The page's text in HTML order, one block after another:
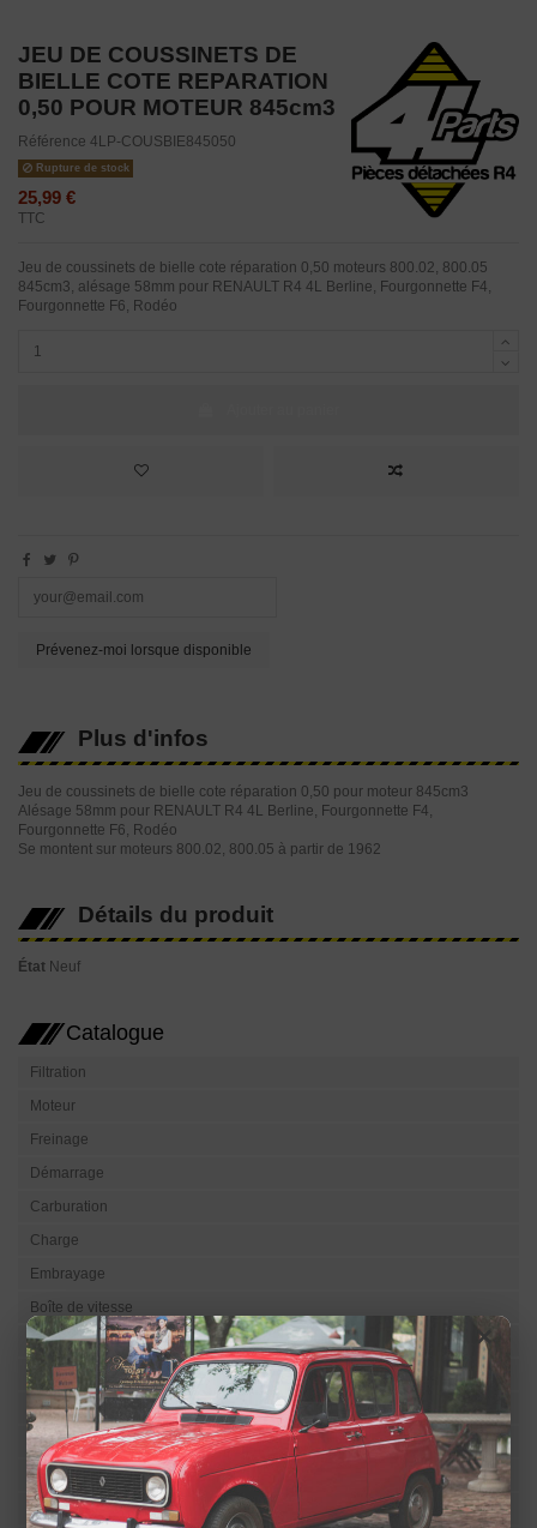
JEU DE COUSSINETS DE
BIELLE COTE REPARATION
0,50 POUR MOTEUR 845cm3
Référence 4LP-COUSBIE845050
Rupture de stock
25,99 €
TTC
Jeu de coussinets de bielle cote réparation 0,50 moteurs 800.02, 800.05
845cm3, alésage 58mm pour RENAULT R4 4L Berline, Fourgonnette F4,
Fourgonnette F6, Rodéo
Plus d'infos
Jeu de coussinets de bielle cote réparation 0,50 pour moteur 845cm3
Alésage 58mm pour RENAULT R4 4L Berline, Fourgonnette F4,
Fourgonnette F6, Rodéo
Se montent sur moteurs 800.02, 800.05 à partir de 1962
Détails du produit
État Neuf
Catalogue
Filtration
Moteur
Freinage
Démarrage
Carburation
Charge
Embrayage
Boîte de vitesse
Transmission
Electricité
Eclairage
Visibilité
Refroidissement
Direction
×